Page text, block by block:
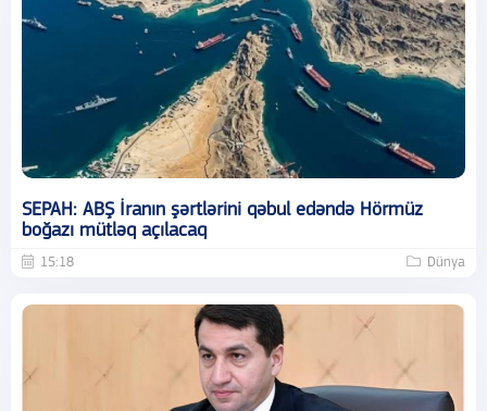
SEPAH: ABŞ İranın şərtlərini qəbul edəndə Hörmüz
boğazı mütləq açılacaq
15:18 Dünya